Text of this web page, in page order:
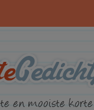
en mooiste